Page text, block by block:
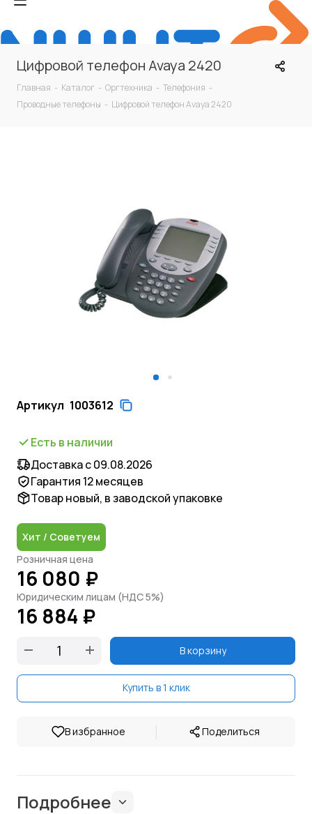
Цифровой телефон Avaya 2420
Главная - Каталог - Оргтехника - Телефония -
Проводные телефоны - Цифровой телефон Avaya 2420
Артикул 1003612
Есть в наличии
Доставка с 09.08.2026
Гарантия 12 месяцев
Товар новый, в заводской упаковке
Хит / Советуем
Розничная цена
16 080 ₽
Юридическим лицам (НДС 5%)
16 884 ₽
В корзину
Купить в 1 клик
В избранное | Поделиться
Подробнее